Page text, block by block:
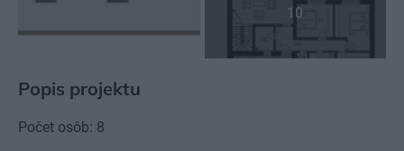
10
Popis projektu
Počet osôb: 8